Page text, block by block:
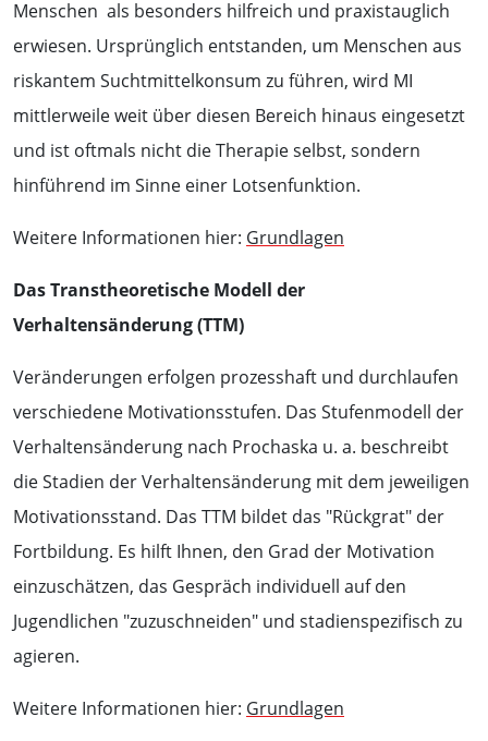
Menschen als besonders hilfreich und praxistauglich
erwiesen. Ursprünglich entstanden, um Menschen aus
riskantem Suchtmittelkonsum zu führen, wird MI
mittlerweile weit über diesen Bereich hinaus eingesetzt
und ist oftmals nicht die Therapie selbst, sondern
hinführend im Sinne einer Lotsenfunktion.
Weitere Informationen hier: Grundlagen
Das Transtheoretische Modell der
Verhaltensänderung (TTM)
Veränderungen erfolgen prozesshaft und durchlaufen
verschiedene Motivationsstufen. Das Stufenmodell der
Verhaltensänderung nach Prochaska u. a. beschreibt
die Stadien der Verhaltensänderung mit dem jeweiligen
Motivationsstand. Das TTM bildet das "Rückgrat" der
Fortbildung. Es hilft Ihnen, den Grad der Motivation
einzuschätzen, das Gespräch individuell auf den
Jugendlichen "zuzuschneiden" und stadienspezifisch zu
agieren.
Weitere Informationen hier: Grundlagen